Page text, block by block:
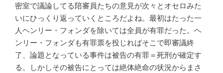
密室で議論してる陪審員たちの意見が次々とオセロみた
いにひっくり返っていくところだよね。最初はたった一
人ヘンリー・フォンダを除いては全員が有罪だった。ヘ
ンリー・フォンダも有罪票を投じればそこで即審議終
了、論題となっている事件は被告の有罪＝死刑が確定す
る。しかしその被告にとっては絶体絶命の状況からまさ